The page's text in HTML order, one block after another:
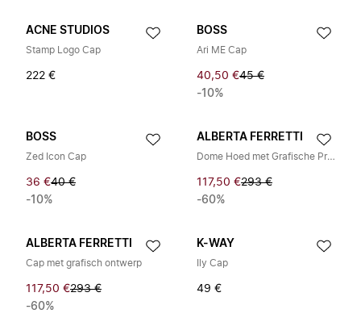
ACNE STUDIOS
Stamp Logo Cap
222 €
BOSS
Ari ME Cap
40,50 €45 €
-10%
BOSS
Zed Icon Cap
36 €40 €
-10%
ALBERTA FERRETTI
Dome Hoed met Grafische Print
117,50 €293 €
-60%
ALBERTA FERRETTI
Cap met grafisch ontwerp
117,50 €293 €
-60%
K-WAY
Ily Cap
49 €